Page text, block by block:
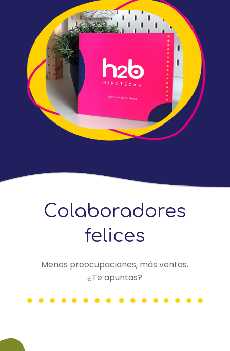
Colaboradores
felices
Menos preocupaciones, más ventas.
¿Te apuntas?